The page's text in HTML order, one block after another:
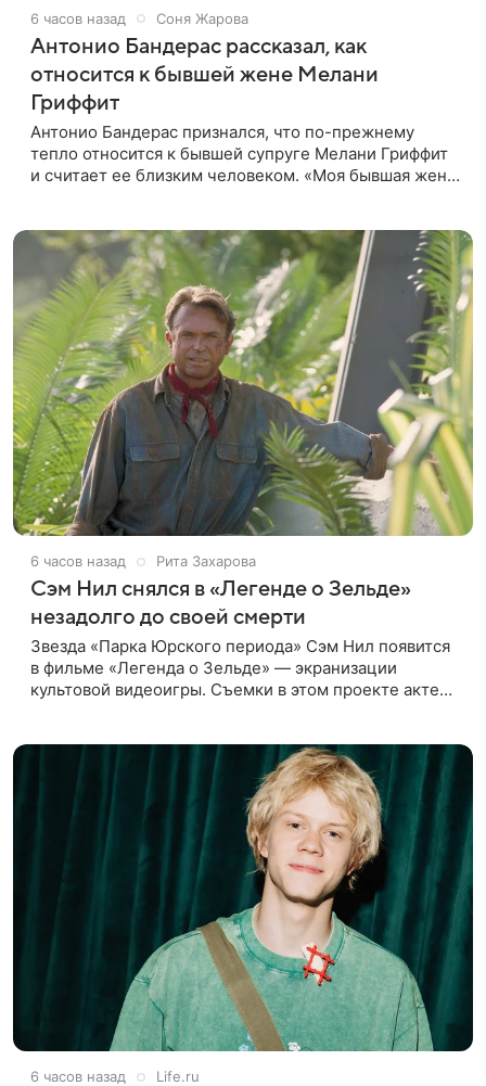
6 часов назад Соня Жарова
Антонио Бандерас рассказал, как
относится к бывшей жене Мелани
Гриффит
Антонио Бандерас признался, что по-прежнему
тепло относится к бывшей супруге Мелани Гриффит
и считает ее близким человеком. «Моя бывшая жена
6 часов назад Рита Захарова
Сэм Нил снялся в «Легенде о Зельде»
незадолго до своей смерти
Звезда «Парка Юрского периода» Сэм Нил появится
в фильме «Легенда о Зельде» — экранизации
культовой видеоигры. Съемки в этом проекте актер
6 часов назад Life.ru